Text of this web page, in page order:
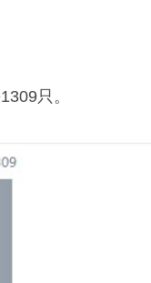
只。